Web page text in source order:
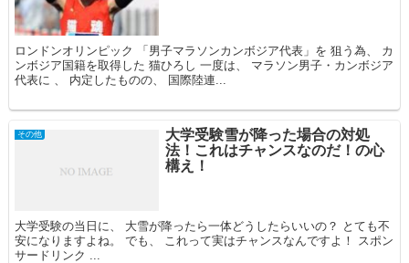
ロンドンオリンピック 「男子マラソンカンボジア代表」を 狙う為、 カ
ンボジア国籍を取得した 猫ひろし 一度は、 マラソン男子・カンボジア
代表に 、 内定したものの、 国際陸連...
その他
大学受験雪が降った場合の対処
法！これはチャンスなのだ！の心
構え！
大学受験の当日に、 大雪が降ったら一体どうしたらいいの？ とても不
安になりますよね。 でも、 これって実はチャンスなんですよ！ スポン
サードリンク ...